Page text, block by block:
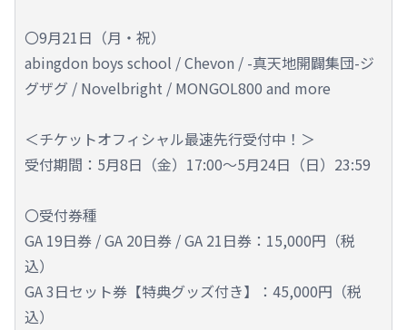
〇9月21日（月・祝）
abingdon boys school / Chevon / -真天地開闢集団-ジ
グザグ / Novelbright / MONGOL800 and more
＜チケットオフィシャル最速先行受付中！＞
受付期間：5月8日（金）17:00～5月24日（日）23:59
〇受付券種
GA 19日券 / GA 20日券 / GA 21日券：15,000円（税
込）
GA 3日セット券【特典グッズ付き】：45,000円（税
込）